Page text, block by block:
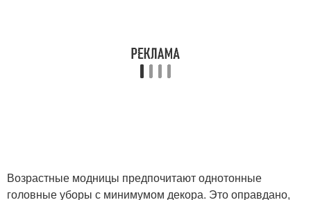
Возрастные модницы предпочитают однотонные
головные уборы с минимумом декора. Это оправдано,